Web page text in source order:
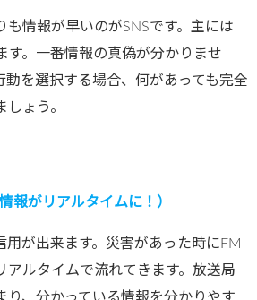
も情報が早いのがSNSです。主には
す。一番情報の真偽が分かりませ
動を選択する場合、何があっても完全
ょう。
報がリアルタイムに！）
用が出来ます。災害があった時にFM
アルタイムで流れてきます。放送局